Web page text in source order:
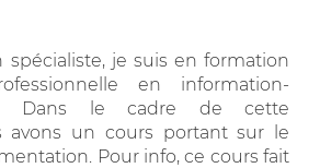
spécialiste, je suis en formation
en information-
Dans le cadre de cette
avons un cours portant sur le
Pour info, ce cours fait